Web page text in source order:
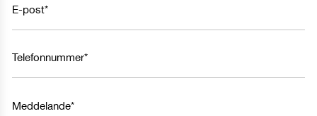
E-post*
Telefonnummer*
Meddelande*